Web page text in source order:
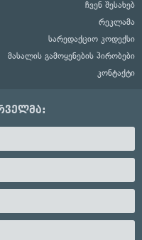
ჩვენ შესახებ
რეკლამა
სარედაქციო კოდექსი
მასალის გამოყენების პირობები
კონტაქტი